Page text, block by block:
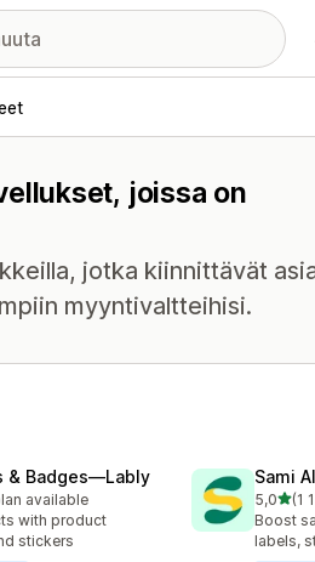
joissa on
jotka kiinnittävät
myyntivaltteihisi.
& Badges—Lably
available
with product
stickers
Sami
5,0/ 5(1
1154
Boost
labels,